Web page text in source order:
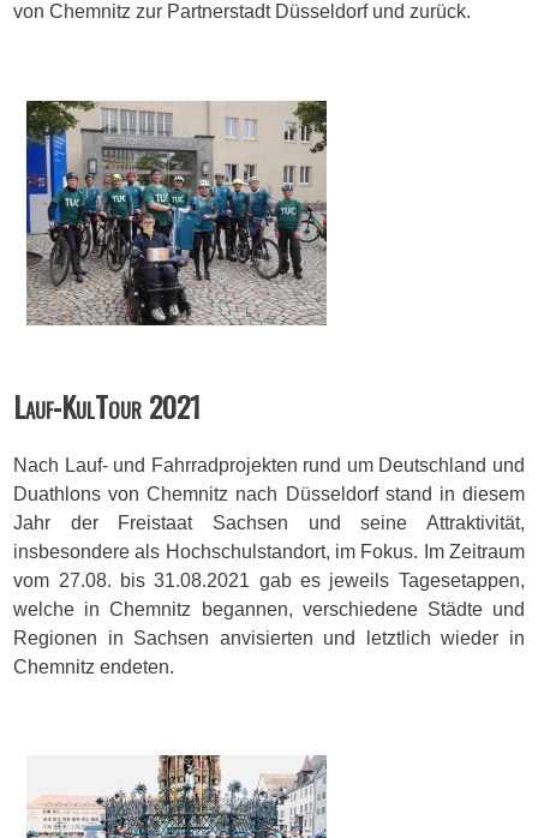
von Chemnitz zur Partnerstadt Düsseldorf und zurück.
Lauf-KulTour 2021
Nach Lauf- und Fahrradprojekten rund um Deutschland und
Duathlons von Chemnitz nach Düsseldorf stand in diesem
Jahr der Freistaat Sachsen und seine Attraktivität,
insbesondere als Hochschulstandort, im Fokus. Im Zeitraum
vom 27.08. bis 31.08.2021 gab es jeweils Tagesetappen,
welche in Chemnitz begannen, verschiedene Städte und
Regionen in Sachsen anvisierten und letztlich wieder in
Chemnitz endeten.